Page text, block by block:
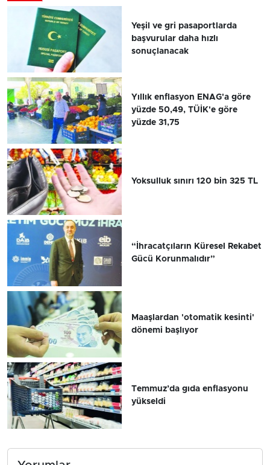
Yeşil ve gri pasaportlarda
başvurular daha hızlı
sonuçlanacak
Yıllık enflasyon ENAG'a göre
yüzde 50,49, TÜİK'e göre
yüzde 31,75
Yoksulluk sınırı 120 bin 325 TL
“İhracatçıların Küresel Rekabet
Gücü Korunmalıdır”
Maaşlardan 'otomatik kesinti'
dönemi başlıyor
Temmuz’da gıda enflasyonu
yükseldi